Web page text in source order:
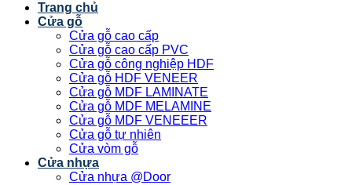
Trang chủ
Cửa gỗ
Cửa gỗ cao cấp
Cửa gỗ cao cấp PVC
Cửa gỗ công nghiệp HDF
Cửa gỗ HDF VENEER
Cửa gỗ MDF LAMINATE
Cửa gỗ MDF MELAMINE
Cửa gỗ MDF VENEEER
Cửa gỗ tự nhiên
Cửa vòm gỗ
Cửa nhựa
Cửa nhựa @Door